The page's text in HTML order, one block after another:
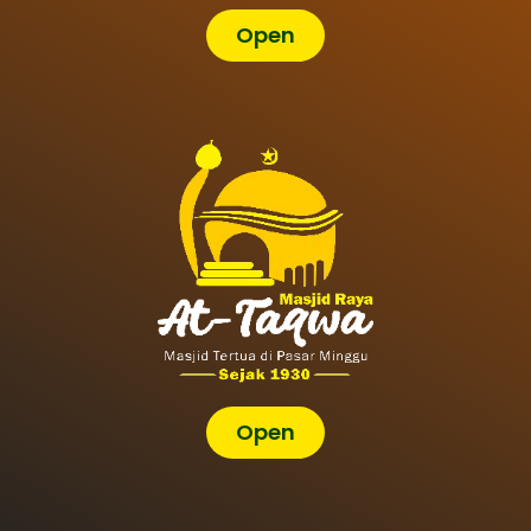
Open
Open